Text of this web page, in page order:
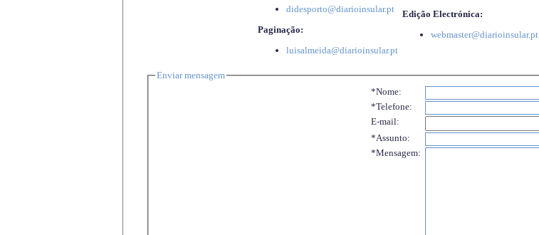
didesporto@diarioinsular.pt
Paginação:
luisalmeida@diarioinsular.pt
Edição Electrónica:
webmaster@diarioinsular.pt
Enviar mensagem
*Nome:
*Telefone:
E-mail:
*Assunto:
*Mensagem: